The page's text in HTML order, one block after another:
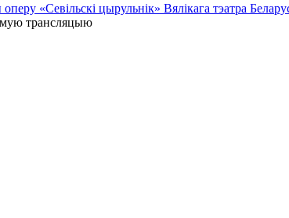
«Севільскі цырульнік» Вялікага тэатра
трансляцыю